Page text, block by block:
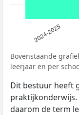
2024-2025
Bovenstaande
leerjaar en per
Dit bestuur heeft
daarom de term